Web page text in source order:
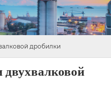
дробилки